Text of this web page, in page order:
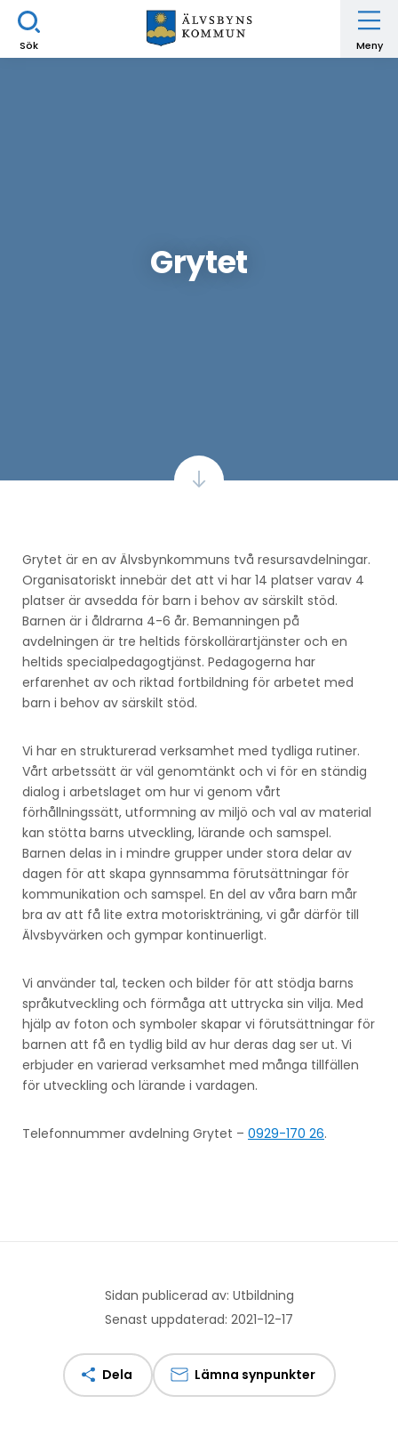
Sök Meny
Grytet
Grytet är en av Älvsbynkommuns två resursavdelningar.
Organisatoriskt innebär det att vi har 14 platser varav 4
platser är avsedda för barn i behov av särskilt stöd.
Barnen är i åldrarna 4-6 år. Bemanningen på
avdelningen är tre heltids förskollärartjänster och en
heltids specialpedagogtjänst. Pedagogerna har
erfarenhet av och riktad fortbildning för arbetet med
barn i behov av särskilt stöd.
Vi har en strukturerad verksamhet med tydliga rutiner.
Vårt arbetssätt är väl genomtänkt och vi för en ständig
dialog i arbetslaget om hur vi genom vårt
förhållningssätt, utformning av miljö och val av material
kan stötta barns utveckling, lärande och samspel.
Barnen delas in i mindre grupper under stora delar av
dagen för att skapa gynnsamma förutsättningar för
kommunikation och samspel. En del av våra barn mår
bra av att få lite extra motoriskträning, vi går därför till
Älvsbyvärken och gympar kontinuerligt.
Vi använder tal, tecken och bilder för att stödja barns
språkutveckling och förmåga att uttrycka sin vilja. Med
hjälp av foton och symboler skapar vi förutsättningar för
barnen att få en tydlig bild av hur deras dag ser ut. Vi
erbjuder en varierad verksamhet med många tillfällen
för utveckling och lärande i vardagen.
Telefonnummer avdelning Grytet – 0929-170 26.
Sidan publicerad av: Utbildning
Senast uppdaterad: 2021-12-17
Dela Lämna synpunkter